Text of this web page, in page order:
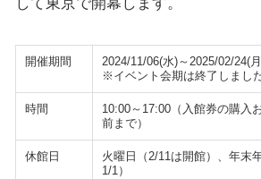
開催期間
2024/11/06(水)～2025/02/24(
※イベント会期は終了しまし
時間
10:00～17:00（入館券の購入
前まで）
休館日
火曜日（2/11は開館）、年末
1/1）